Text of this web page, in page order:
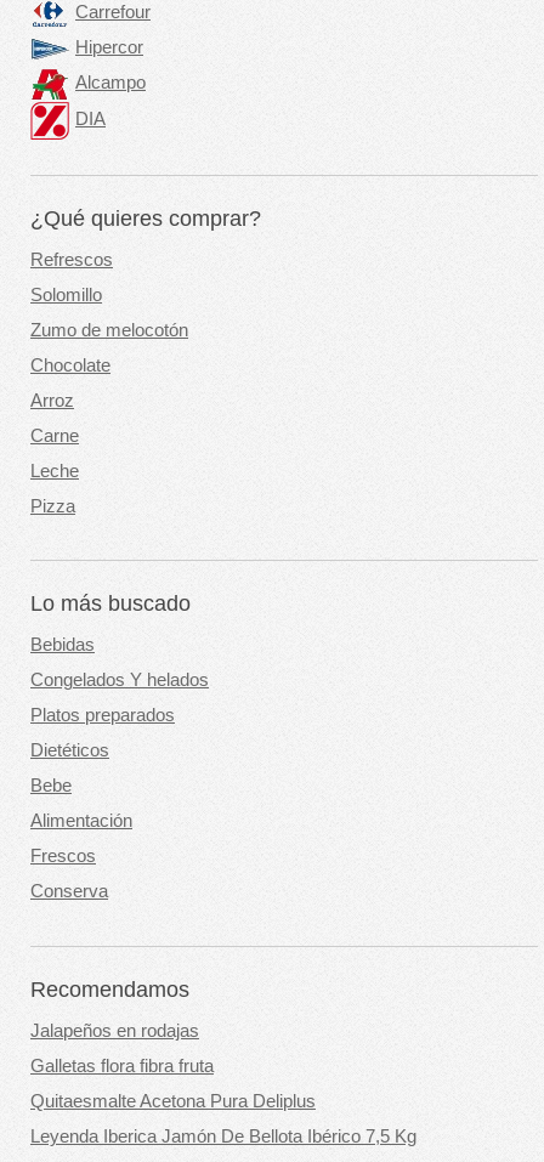
Carrefour
Hipercor
Alcampo
DIA
¿Qué quieres comprar?
Refrescos
Solomillo
Zumo de melocotón
Chocolate
Arroz
Carne
Leche
Pizza
Lo más buscado
Bebidas
Congelados Y helados
Platos preparados
Dietéticos
Bebe
Alimentación
Frescos
Conserva
Recomendamos
Jalapeños en rodajas
Galletas flora fibra fruta
Quitaesmalte Acetona Pura Deliplus
Leyenda Iberica Jamón De Bellota Ibérico 7,5 Kg